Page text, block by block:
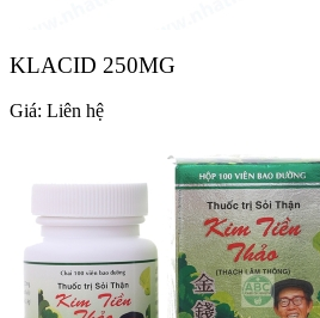
KLACID 250MG
Giá: Liên hệ